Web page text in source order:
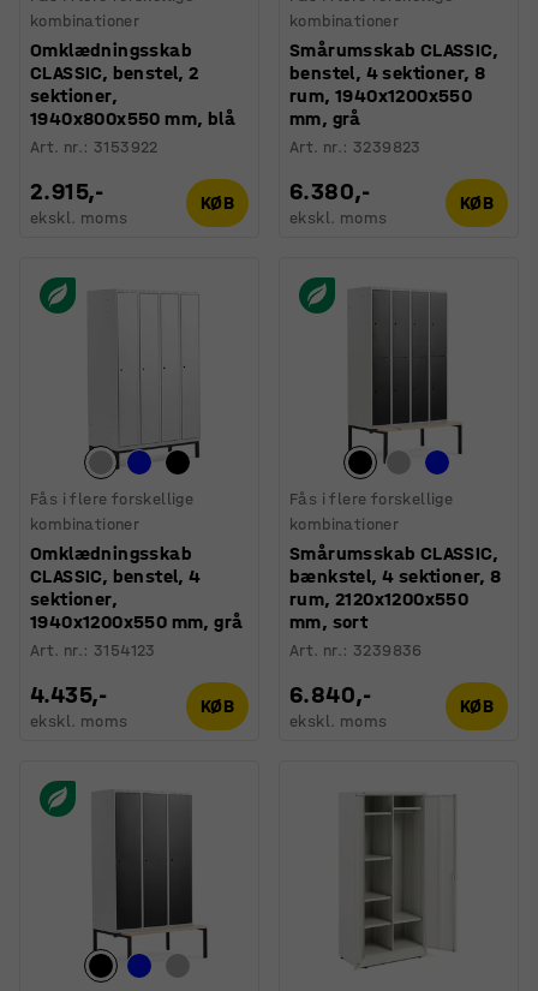
kombinationer
Omklædningsskab
CLASSIC, benstel, 2
sektioner,
1940x800x550 mm, blå
Art. nr.: 3153922
2.915,-
ekskl. moms
KØB
kombinationer
Smårumsskab CLASSIC,
benstel, 4 sektioner, 8
rum, 1940x1200x550
mm, grå
Art. nr.: 3239823
6.380,-
ekskl. moms
KØB
Fås i flere forskellige
kombinationer
Omklædningsskab
CLASSIC, benstel, 4
sektioner,
1940x1200x550 mm, grå
Art. nr.: 3154123
4.435,-
ekskl. moms
KØB
Fås i flere forskellige
kombinationer
Smårumsskab CLASSIC,
bænkstel, 4 sektioner, 8
rum, 2120x1200x550
mm, sort
Art. nr.: 3239836
6.840,-
ekskl. moms
KØB